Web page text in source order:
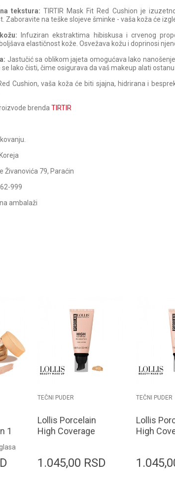
tekstura: TIRTIR Mask Fit Red Cushion je
Zaboravite na teške slojeve šminke - vaša koža će
Infuziran ekstraktima hibiskusa i crvenog
elastičnost kože. Osvežava kožu i doprinosi
Jastučić sa oblikom jajeta omogućava lako
se lako čisti, čime osigurava da vaš makeup alati
Cushion, vaša koža će biti sjajna, hidrirana i
brendaTIRTIR
Živanovića 79, Paraćin
999
ambalaži
1
glasa
TEČNI PUDER
Lollis Porcelain
High Coverage
1.045,00 RSD
TEČNI PUDER
Lollis
High